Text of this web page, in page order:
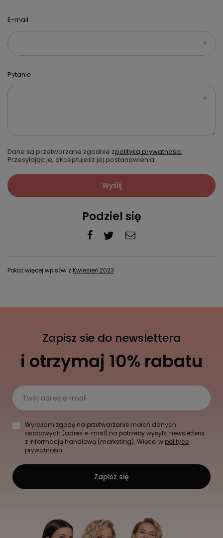
E-mail
Pytanie
Dane są przetwarzane zgodnie zpolityką prywatności.
Przesyłając je, akceptujesz jej postanowienia.
Wyślij
Podziel się
Pokaż więcej wpisów z Kwiecień 2023
Zapisz sie do newslettera
i otrzymaj 10% rabatu
Twój adres e-mail
Wyrażam zgodę na przetwarzanie moich danych
osobowych (adres e-mail) na potrzeby wysyłki newslettera
z informacją handlową (marketing). Więcej w polityce
prywatności.
Zapisz się